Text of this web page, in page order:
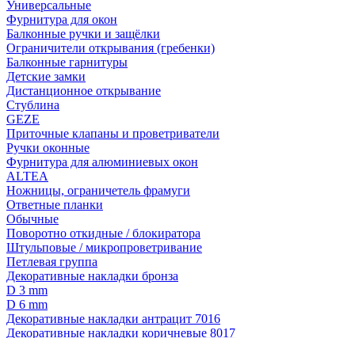
Универсальные
Фурнитура для окон
Балконные ручки и защёлки
Ограничители открывания (гребенки)
Балконные гарнитуры
Детские замки
Дистанционное открывание
Стублина
GEZE
Приточные клапаны и проветриватели
Ручки оконные
Фурнитура для алюминиевых окон
ALTEA
Ножницы, ограничетель фрамуги
Ответные планки
Обычные
Поворотно откидные / блокиратора
Штульповые / микропроветривание
Петлевая группа
Декоративные накладки бронза
D 3 mm
D 6 mm
Декоративные накладки антрацит 7016
Декоративные накладки коричневые 8017